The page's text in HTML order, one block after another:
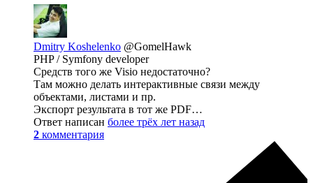
Dmitry Koshelenko @GomelHawk
PHP / Symfony developer
Средств того же Visio недостаточно?
Там можно делать интерактивные связи между
объектами, листами и пр.
Экспорт результата в тот же PDF…
Ответ написан более трёх лет назад
2 комментария